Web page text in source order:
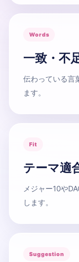
Words
一致・不
伝わっている言
ます。
Fit
テーマ適
メジャー10や
します。
Suggestion